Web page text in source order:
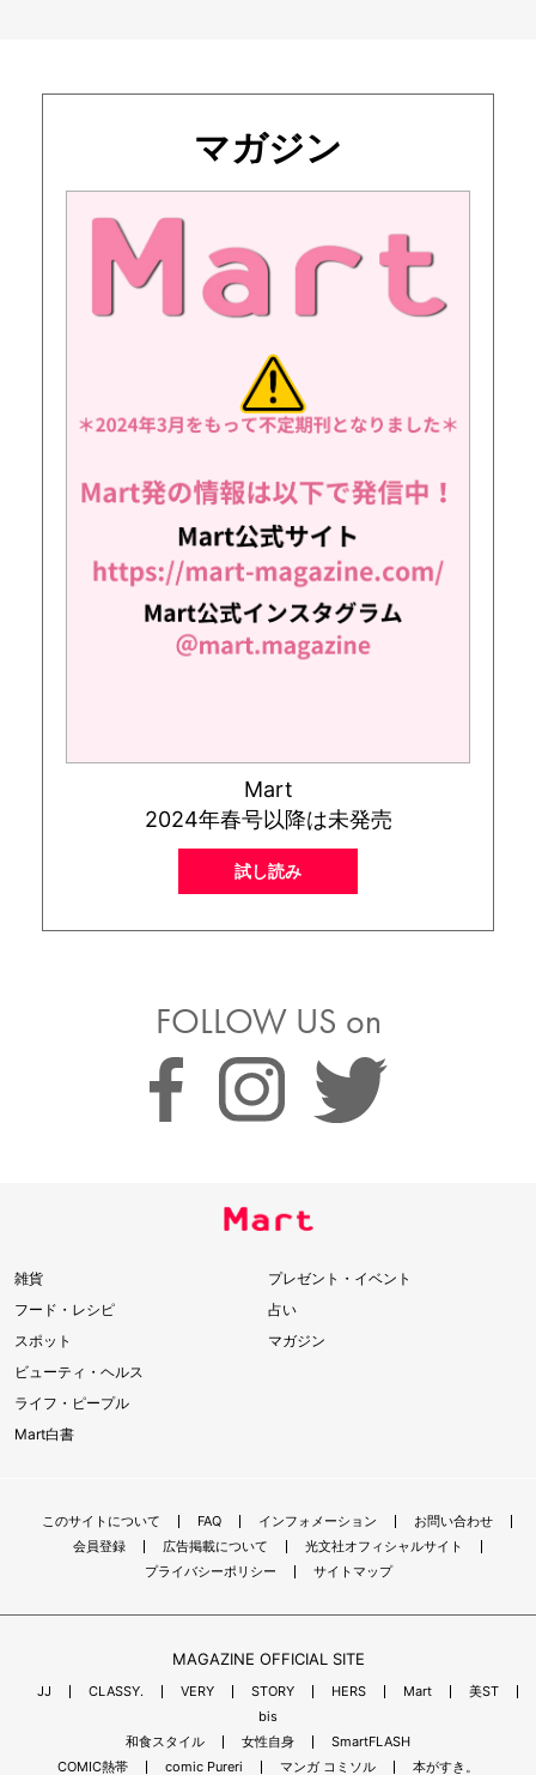
マガジン
Mart
2024年春号以降は未発売
試し読み
FOLLOW US on
雑貨
フード・レシピ
スポット
ビューティ・ヘルス
ライフ・ピープル
Mart白書
プレゼント・イベント
占い
マガジン
このサイトについて FAQ インフォメーション
お問い合わせ
会員登録
広告掲載について
光文社オフィシャルサイト
プライバシーポリシー
サイトマップ
MAGAZINE OFFICIAL SITE
JJ CLASSY. VERY STORY HERS Mart
美ST
bis
和食スタイル
女性自身
SmartFLASH
COMIC熱帯
comic Pureri マンガ コミソル 本がすき。